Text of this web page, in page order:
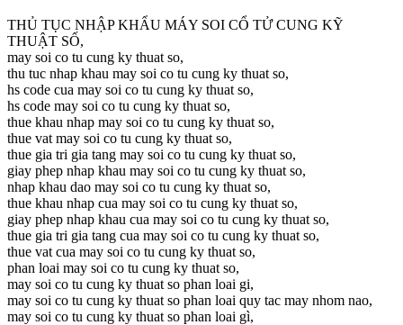
THỦ TỤC NHẬP KHẨU MÁY SOI CỔ TỬ CUNG KỸ
THUẬT SỐ,
may soi co tu cung ky thuat so,
thu tuc nhap khau may soi co tu cung ky thuat so,
hs code cua may soi co tu cung ky thuat so,
hs code may soi co tu cung ky thuat so,
thue khau nhap may soi co tu cung ky thuat so,
thue vat may soi co tu cung ky thuat so,
thue gia tri gia tang may soi co tu cung ky thuat so,
giay phep nhap khau may soi co tu cung ky thuat so,
nhap khau dao may soi co tu cung ky thuat so,
thue khau nhap cua may soi co tu cung ky thuat so,
giay phep nhap khau cua may soi co tu cung ky thuat so,
thue gia tri gia tang cua may soi co tu cung ky thuat so,
thue vat cua may soi co tu cung ky thuat so,
phan loai may soi co tu cung ky thuat so,
may soi co tu cung ky thuat so phan loai gi,
may soi co tu cung ky thuat so phan loai quy tac may nhom nao,
may soi co tu cung ky thuat so phan loai gì,